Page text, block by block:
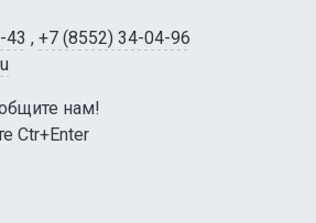
43 , +7 (8552) 34-04-96
нам!
Ctr+Enter